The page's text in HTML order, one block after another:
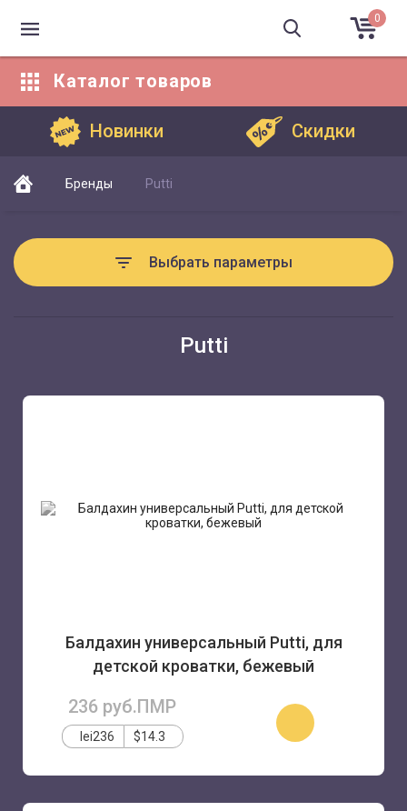
0
Каталог товаров
Новинки Скидки
Бренды Putti
Выбрать параметры
Putti
Балдахин универсальный Putti, для
детской кроватки, бежевый
236 руб.ПМР
lei236 $14.3
УВЕДОМИТЬ
ПОСТУПЛЕНИИ